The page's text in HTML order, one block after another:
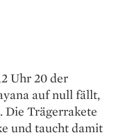
Uhr 20 der
auf null fällt,
Die Trägerrakete
und taucht damit